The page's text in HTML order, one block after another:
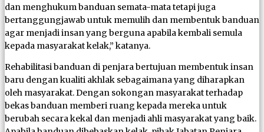
dan menghukum banduan semata-mata tetapi juga
bertanggungjawab untuk memulih dan membentuk banduan
agar menjadi insan yang berguna apabila kembali semula
kepada masyarakat kelak,” katanya.
Rehabilitasi banduan di penjara bertujuan membentuk insan
baru dengan kualiti akhlak sebagaimana yang diharapkan
oleh masyarakat. Dengan sokongan masyarakat terhadap
bekas banduan memberi ruang kepada mereka untuk
berubah secara kekal dan menjadi ahli masyarakat yang baik.